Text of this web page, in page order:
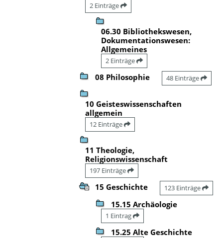
2 Einträge
06.30 Bibliothekswesen,
Dokumentationswesen:
Allgemeines
2 Einträge
08 Philosophie 48 Einträge
10 Geisteswissenschaften
allgemein
12 Einträge
11 Theologie,
Religionswissenschaft
197 Einträge
15 Geschichte 123 Einträge
15.15 Archäologie
1 Eintrag
15.25 Alte Geschichte